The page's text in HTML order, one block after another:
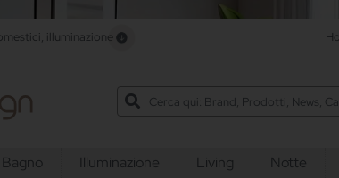
illuminazione
Bagno Illuminazione Living Notte